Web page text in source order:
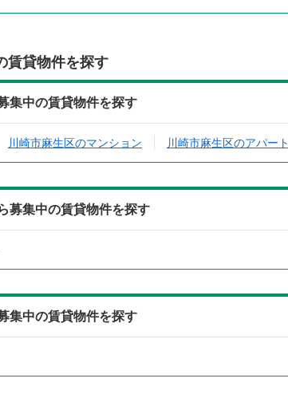
賃貸物件を探す
集中の賃貸物件を探す
川崎市麻生区のマンション 川崎市麻生区のアパート
募集中の賃貸物件を探す
集中の賃貸物件を探す